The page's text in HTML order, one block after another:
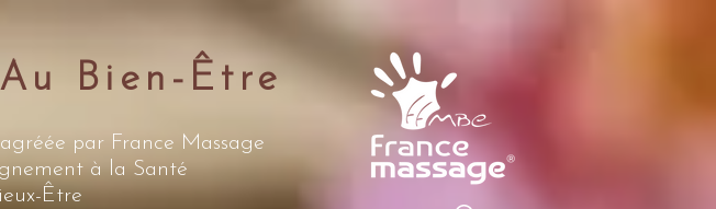
Bien-Être
par France Massage
à la Santé
Être